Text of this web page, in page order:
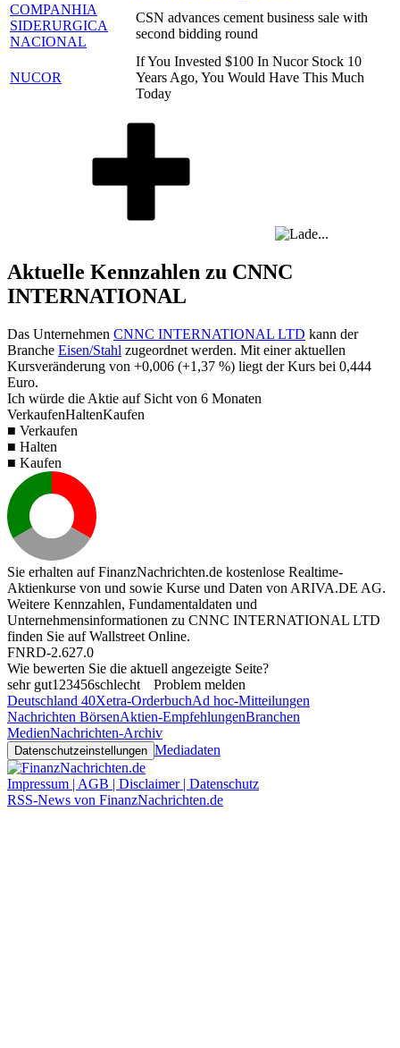
COMPANHIA
SIDERURGICA
NACIONAL
CSN advances cement business sale with
second bidding round
NUCOR
If You Invested $100 In Nucor Stock 10
Years Ago, You Would Have This Much
Today
Aktuelle Kennzahlen zu CNNC
INTERNATIONAL
Das Unternehmen CNNC INTERNATIONAL LTD kann der
Branche Eisen/Stahl zugeordnet werden. Mit einer aktuellen
Kursveränderung von +0,006 (+1,37 %) liegt der Kurs bei 0,444
Euro.
Ich würde die Aktie auf Sicht von 6 Monaten
VerkaufenHaltenKaufen
■ Verkaufen
■ Halten
■ Kaufen
Sie erhalten auf FinanzNachrichten.de kostenlose Realtime-
Aktienkurse von und sowie Kurse und Daten von ARIVA.DE AG.
Weitere Kennzahlen, Fundamentaldaten und
Unternehmensinformationen zu CNNC INTERNATIONAL LTD
finden Sie aufWallstreet Online.
FNRD-2.627.0
Wie bewerten Sie die aktuell angezeigte Seite?
sehr gut1 23456schlecht
Problem melden
Deutschland 40Xetra-OrderbuchAd hoc-Mitteilungen
Nachrichten BörsenAktien-EmpfehlungenBranchen
MedienNachrichten-Archiv
Datenschutzeinstellungen Mediadaten
Impressum | AGB | Disclaimer | Datenschutz
RSS-News von FinanzNachrichten.de